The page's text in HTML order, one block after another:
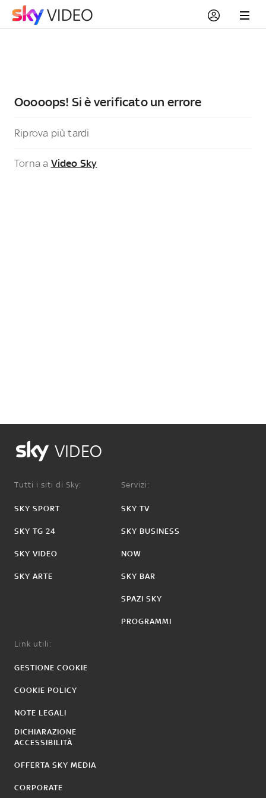
Ooooops! Si è verificato un errore
Riprova più tardi
Torna a Video Sky
VIDEO
Tutti i siti di Sky:
SKY SPORT
SKY TG 24
SKY VIDEO
SKY ARTE
Servizi:
SKY TV
SKY BUSINESS
NOW
SKY BAR
SPAZI SKY
PROGRAMMI
Link utili:
GESTIONE COOKIE
COOKIE POLICY
NOTE LEGALI
DICHIARAZIONE
ACCESSIBILITÀ
OFFERTA SKY MEDIA
CORPORATE